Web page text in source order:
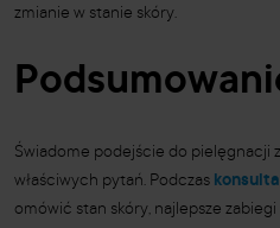
zmianie w stanie skóry.
Świadome podejście do pielęgnacji
właściwych pytań. Podczas
omówić stan skóry, najlepsze